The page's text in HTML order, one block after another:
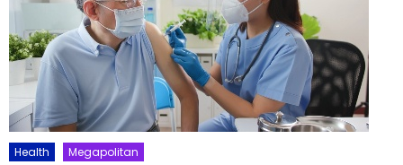
Health Megapolitan